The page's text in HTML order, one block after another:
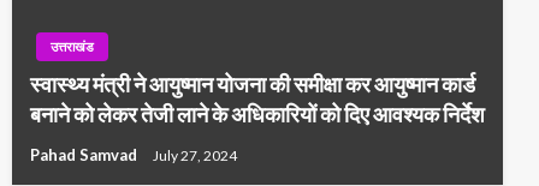
उत्तराखंड
स्वास्थ्य मंत्री ने आयुष्मान योजना की समीक्षा कर आयुष्मान कार्ड
बनाने को लेकर तेजी लाने के अधिकारियों को दिए आवश्यक निर्देश
Pahad Samvad July 27, 2024